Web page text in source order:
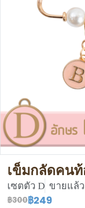
เข็มกลัดคนท้
เซตตัว D ขายแล้
฿300฿249